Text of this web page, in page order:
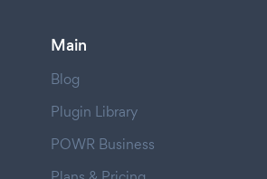
Main
Blog
Plugin Library
POWR Business